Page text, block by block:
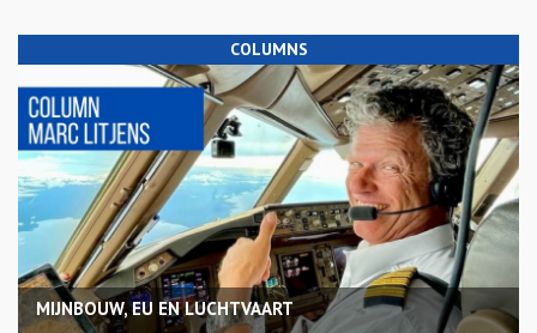
COLUMNS
MIJNBOUW, EU EN LUCHTVAART